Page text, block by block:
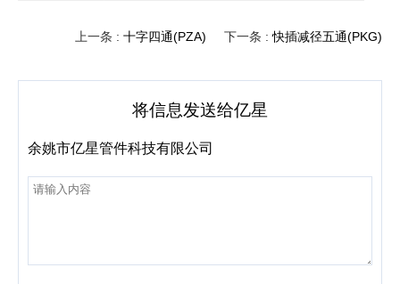
下一条 :快插减径五通(PKG)
上一条 : 十字四通(PZA)
将信息发送给亿星
余姚市亿星管件科技有限公司